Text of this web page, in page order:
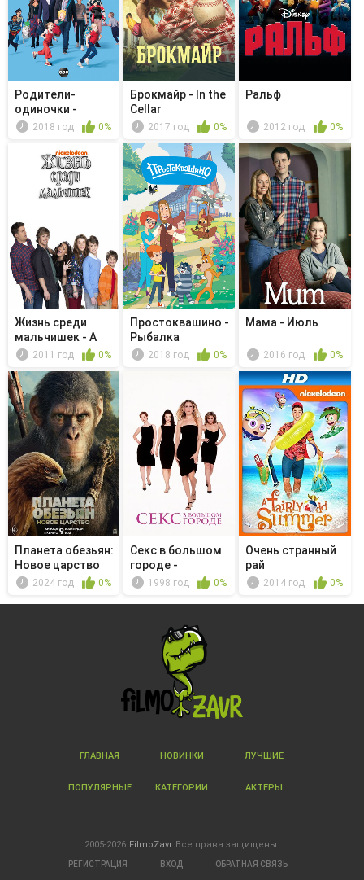
Родители-
одиночки -
Ketchup
2018 год 0%
Брокмайр - In the
Cellar
2017 год 0%
Ральф
2012 год 0%
Жизнь среди
мальчишек - A
Perfect Lif...
2011 год 0%
Простоквашино -
Рыбалка
2018 год 0%
Мама - Июль
2016 год 0%
Планета обезьян:
Новое царство
2024 год 0%
Секс в большом
городе -
Идеальный под...
1998 год 0%
Очень странный
рай
2014 год 0%
ГЛАВНАЯ НОВИНКИ ЛУЧШИЕ
ПОПУЛЯРНЫЕ КАТЕГОРИИ АКТЕРЫ
2005-2026 FilmoZavr Все права защищены.
РЕГИСТРАЦИЯ ВХОД ОБРАТНАЯ СВЯЗЬ